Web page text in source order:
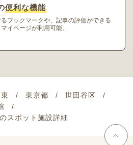
便利な機能
ブックマークや、記事の評価ができる
イページが利用可能。
東京都
世田谷区
スポット施設詳細